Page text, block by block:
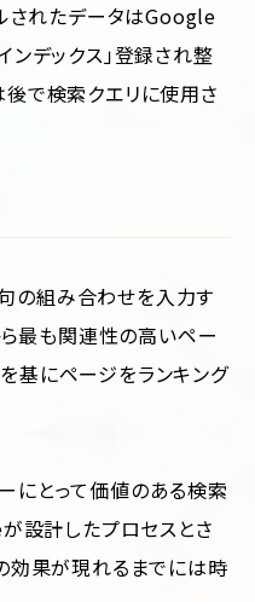
されたデータはGoogle
ンデックス」登録され整
後で検索クエリに使用さ
の組み合わせを入力す
最も関連性の高いペー
基にページをランキング
にとって価値のある検索
設計したプロセスとさ
効果が現れるまでには時